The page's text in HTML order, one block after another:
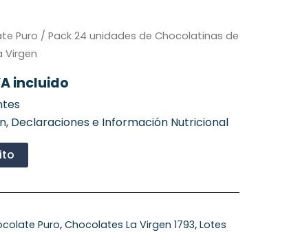
Puro / Pack 24 unidades de Chocolatinas de
Virgen
€.
incluido
Declaraciones e Información Nutricional
Puro, Chocolates La Virgen 1793, Lotes